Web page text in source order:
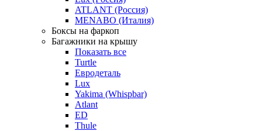
ATLANT (Россия)
MENABO (Италия)
Боксы на фаркоп
Багажники на крышу
Показать все
Turtle
Евродеталь
Lux
Yakima (Whispbar)
Atlant
ED
Thule